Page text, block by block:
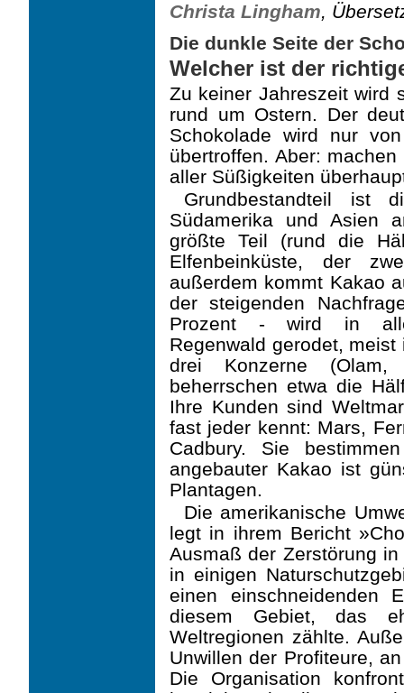
Christa Lingham,
Die dunkle Seite der
Welcher ist der
Zu keiner Jahreszeit wird
rund um Ostern. Der
Schokolade wird nur
übertroffen. Aber:
aller Süßigkeiten
Grundbestandteil ist
Südamerika und Asien
größte Teil (rund die
Elfenbeinküste, der
außerdem kommt Kakao
der steigenden
Prozent - wird in
Regenwald gerodet,
drei Konzerne
beherrschen etwa die
Ihre Kunden sind
fast jeder kennt: Mars,
Cadbury. Sie
angebauter Kakao ist
Plantagen.
Die amerikanische
legt in ihrem Bericht
Ausmaß der Zerstörung
in einigen
einen einschneidenden
diesem Gebiet, das
Weltregionen zählte.
Unwillen der Profiteure,
Die Organisation